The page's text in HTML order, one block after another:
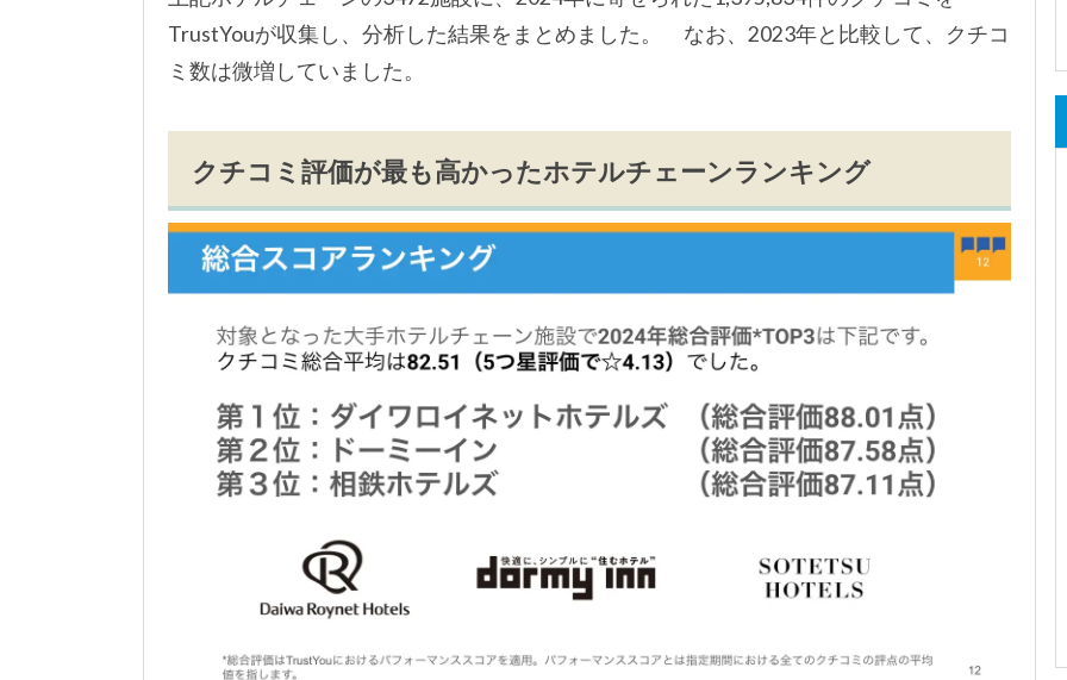
TrustYouが収集し、分析した結果をまとめました。 なお、2023年と比較して、クチコ
ミ数は微増していました。
クチコミ評価が最も高かったホテルチェーンランキング